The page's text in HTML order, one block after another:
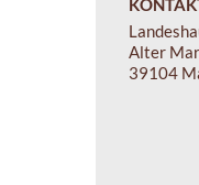
Alter
39104